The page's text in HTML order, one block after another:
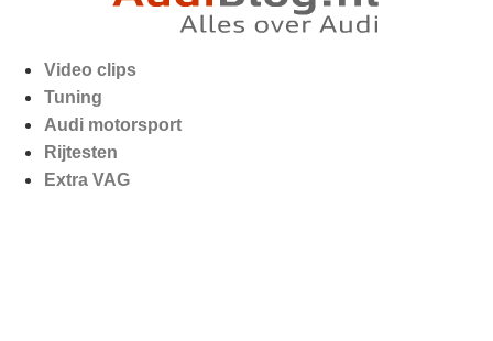
Video clips
Tuning
Audi motorsport
Rijtesten
Extra VAG